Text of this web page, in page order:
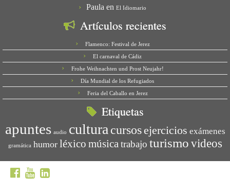
Paula en El Idiomario
Artículos recientes
Flamenco: Festival de Jerez
El carnaval de Cádiz
Frohe Weihnachten und Prost Neujahr!
Día Mundial de los Refugiados
Feria del Caballo en Jerez
Etiquetas
apuntes audio cultura cursos ejercicios exámenes
gramática humor léxico música trabajo turismo videos